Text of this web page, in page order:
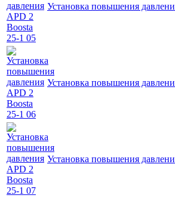
Установка повышения
Установка повышения
Установка повышения